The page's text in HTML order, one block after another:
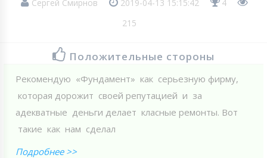
Сергей Смирнов 2019-04-13 15:15:42
4
215
Положительные стороны
Рекомендую «Фундамент» как серьезную фирму,
которая дорожит своей репутацией и за
адекватные деньги делает класные ремонты. Вот
такие как нам сделал
Подробнее >>